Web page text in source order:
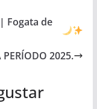
Fogata de
PERÍODO 2025.